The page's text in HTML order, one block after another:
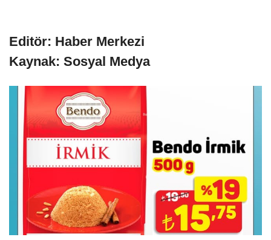
Editör: Haber Merkezi
Kaynak: Sosyal Medya